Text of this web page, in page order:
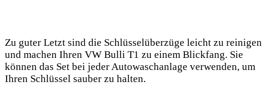
Zu guter Letzt​ sind ⁤die Schlüsselüberzüge leicht zu reinigen
und machen ‌Ihren VW Bulli T1 zu einem Blickfang. Sie
‌können das Set bei ‌jeder Autowaschanlage verwenden, um
Ihren Schlüssel sauber zu halten.